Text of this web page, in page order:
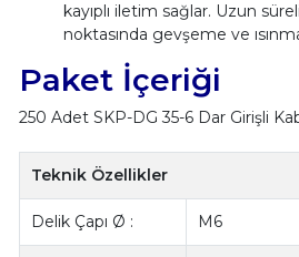
kayıplı iletim sağlar. Uzun
noktasında gevşeme ve
Paket İçeriği
250 Adet SKP-DG 35-6 Dar Girişli
Teknik Özellikler
Delik Çapı Ø : M6